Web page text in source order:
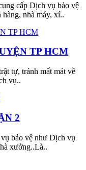
cấp Dịch vụ bảo vệ
nhà máy, xí..
TP HCM
tự, tránh mất mát về
vụ..
2
bảo vệ như Dịch vụ
xưởng..Là..